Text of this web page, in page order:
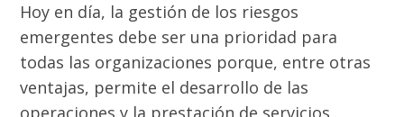
Hoy en día, la gestión de los riesgos
emergentes debe ser una prioridad para
todas las organizaciones porque, entre otras
ventajas, permite el desarrollo de las